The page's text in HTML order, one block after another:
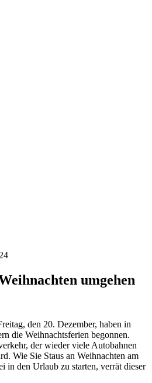
umgehen
den 20. Dezember, haben in
die Weihnachtsferien begonnen.
der wieder viele Autobahnen
Wie Sie Staus an Weihnachten am
in den Urlaub zu starten, verrät dieser